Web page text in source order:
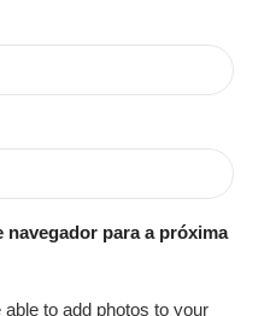
navegador para a próxima
to add photos to your